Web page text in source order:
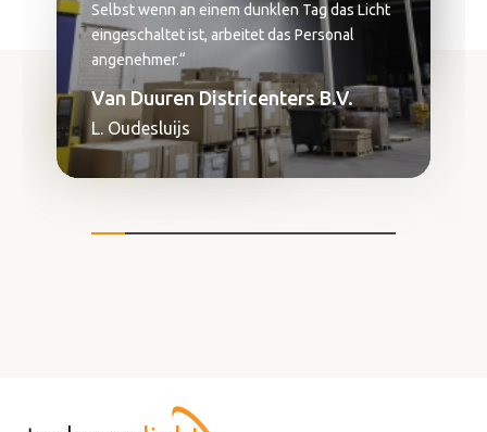
Selbst wenn an einem dunklen Tag das Licht
eingeschaltet ist, arbeitet das Personal
angenehmer.“
Van Duuren Districenters B.V.
L. Oudesluijs